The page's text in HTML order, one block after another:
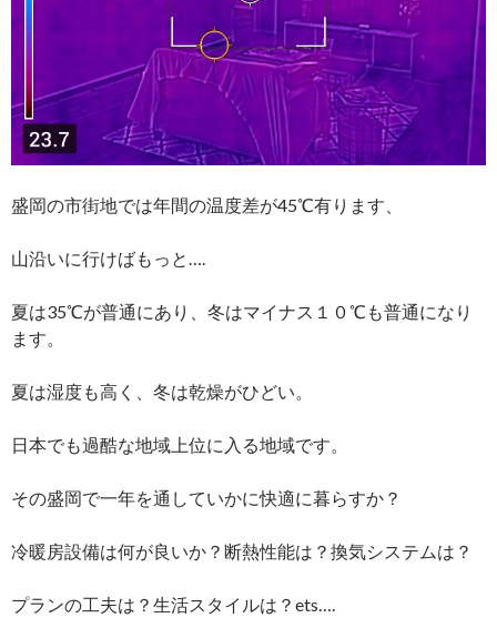
盛岡の市街地では年間の温度差が45℃有ります、
山沿いに行けばもっと….
夏は35℃が普通にあり、冬はマイナス１０℃も普通になり
ます。
夏は湿度も高く、冬は乾燥がひどい。
日本でも過酷な地域上位に入る地域です。
その盛岡で一年を通していかに快適に暮らすか？
冷暖房設備は何が良いか？断熱性能は？換気システムは？
プランの工夫は？生活スタイルは？ets….